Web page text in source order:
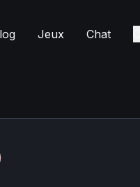
Jeux Chat